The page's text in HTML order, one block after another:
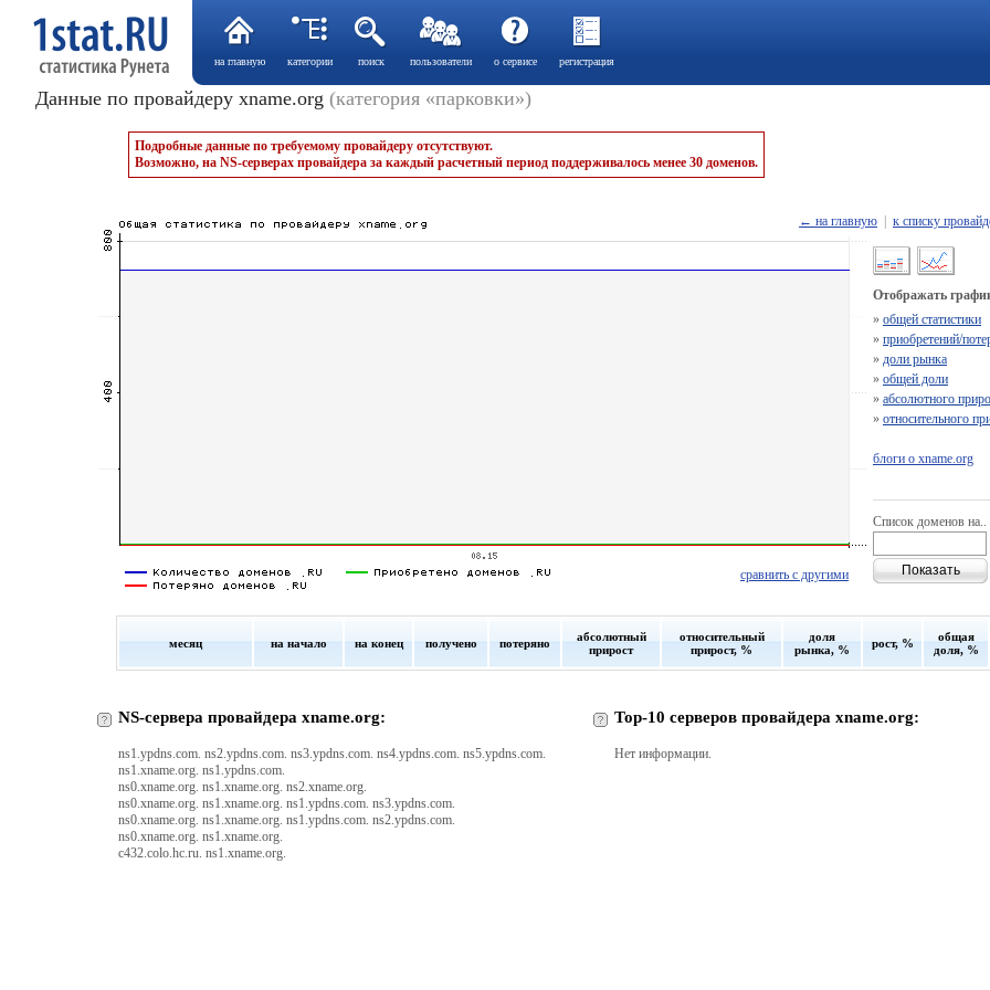
на главную категории поиск пользователи о сервисе регистрация
Данные по провайдеру xname.org (категория «парковки»)
Подробные данные по требуемому провайдеру отсутствуют.
Возможно, на NS-серверах провайдера за каждый расчетный период поддерживалось менее 30 доменов.
← на главную к списку
сравнить с другими
Отображать
» общей статистики
» приобретений/
» доли рынка
» общей доли
» абсолютного
» относительного
блоги о xname.org
Список доменов на..
месяц на начало на конец получено потеряно
абсолютный
прирост
относительный
прирост, %
доля
рынка, %
рост, %
общая
доля, %
NS-сервера провайдера xname.org:
ns1.ypdns.com. ns2.ypdns.com. ns3.ypdns.com. ns4.ypdns.com. ns5.ypdns.com.
ns1.xname.org. ns1.ypdns.com.
ns0.xname.org. ns1.xname.org. ns2.xname.org.
ns0.xname.org. ns1.xname.org. ns1.ypdns.com. ns3.ypdns.com.
ns0.xname.org. ns1.xname.org. ns1.ypdns.com. ns2.ypdns.com.
ns0.xname.org. ns1.xname.org.
c432.colo.hc.ru. ns1.xname.org.
Top-10 серверов провайдера xname.org:
Нет информации.